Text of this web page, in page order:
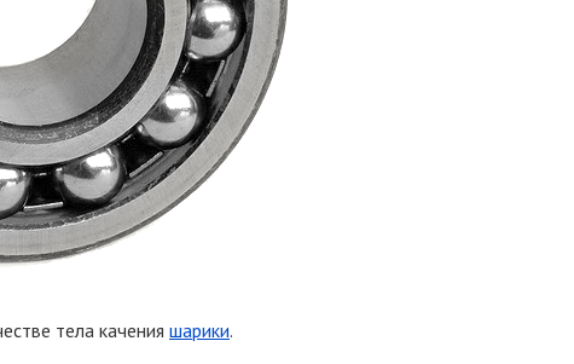
тела качения шарики.